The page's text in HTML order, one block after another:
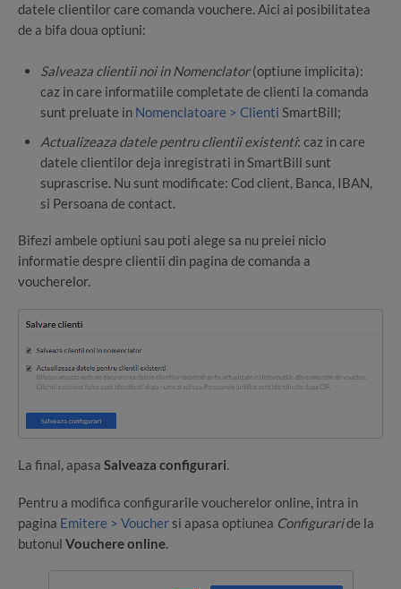
datele clientilor care comanda vouchere. Aici ai posibilitatea
de a bifa doua optiuni:
Salveaza clientii noi in Nomenclator(optiune implicita):
caz in care informatiile completate de clienti la comanda
sunt preluate in Nomenclatoare > Clienti SmartBill;
Actualizeaza datele pentru clientii existenti: caz in care
datele clientilor deja inregistrati in SmartBill sunt
suprascrise. Nu sunt modificate: Cod client, Banca, IBAN,
si Persoana de contact.
Bifezi ambele optiuni sau poti alege sa nu preiei nicio
informatie despre clientii din pagina de comanda a
voucherelor.
La final, apasa Salveaza configurari.
Pentru a modifica configurarile voucherelor online, intra in
pagina Emitere > Voucher si apasa optiunea Configuraride la
butonul Vouchere online.